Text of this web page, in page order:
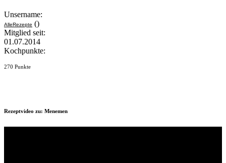
Unsername:
AlleRezepte ()
Mitglied seit:
01.07.2014
Kochpunkte:
270 Punkte
Rezeptvideo zu: Menemen